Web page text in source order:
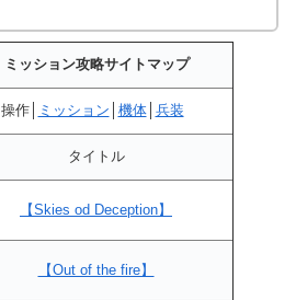
ッション攻略サイトマップ
作│ ミッション 機体│ 兵装
タイトル
【Skies od Deception】
【Out of the fire】